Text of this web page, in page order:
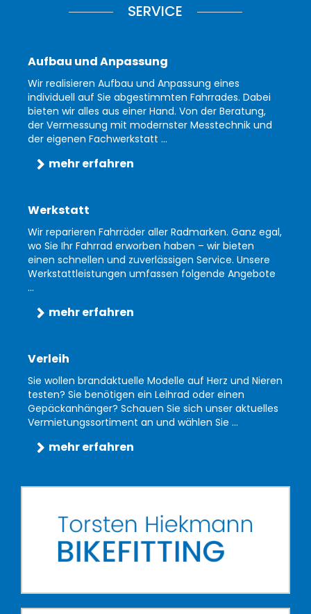
SERVICE
Aufbau und Anpassung
Wir realisieren Aufbau und Anpassung eines
individuell auf Sie abgestimmten Fahrrades. Dabei
bieten wir alles aus einer Hand. Von der Beratung,
der Vermessung mit modernster Messtechnik und
der eigenen Fachwerkstatt ...
mehr erfahren
Werkstatt
Wir reparieren Fahrräder aller Radmarken. Ganz egal,
wo Sie Ihr Fahrrad erworben haben – wir bieten
einen schnellen und zuverlässigen Service. Unsere
Werkstattleistungen umfassen folgende Angebote
...
mehr erfahren
Verleih
Sie wollen brandaktuelle Modelle auf Herz und Nieren
testen? Sie benötigen ein Leihrad oder einen
Gepäckanhänger? Schauen Sie sich unser aktuelles
Vermietungssortiment an und wählen Sie ...
mehr erfahren